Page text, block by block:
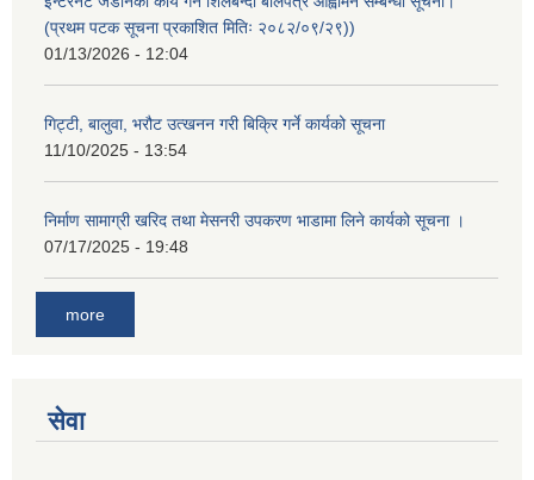
(प्रथम पटक सूचना प्रकाशित मितिः २०८२/०९/२९))
01/13/2026 - 12:04
गिट्टी, बालुवा, भरौट उत्खनन गरी बिक्रि गर्ने कार्यको सूचना
11/10/2025 - 13:54
निर्माण सामाग्री खरिद तथा मेसनरी उपकरण भाडामा लिने कार्यको सूचना ।
07/17/2025 - 19:48
more
सेवा